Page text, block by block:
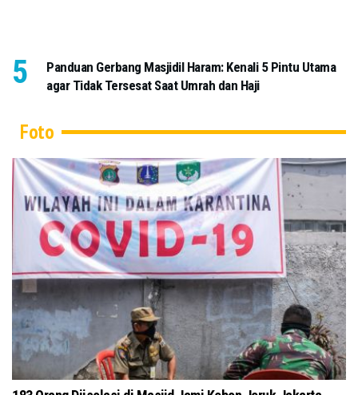
Panduan Gerbang Masjidil Haram: Kenali 5 Pintu Utama
agar Tidak Tersesat Saat Umrah dan Haji
Foto